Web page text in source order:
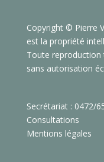
Copyright © Pierre
est la propriété
Toute
sans autorisation
Secrétariat : 0472/
Consultations
Mentions légales